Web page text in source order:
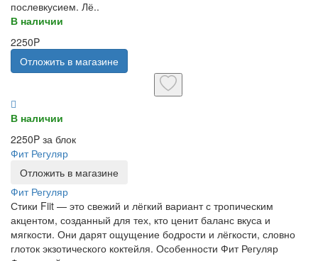
послевкусием. Лё..
В наличии
2250P
Отложить в магазине
В наличии
2250P за блок
Фит Регуляр
Отложить в магазине
Фит Регуляр
Стики Fiit — это свежий и лёгкий вариант с тропическим
акцентом, созданный для тех, кто ценит баланс вкуса и
мягкости. Они дарят ощущение бодрости и лёгкости, словно
глоток экзотического коктейля. Особенности Фит Регуляр